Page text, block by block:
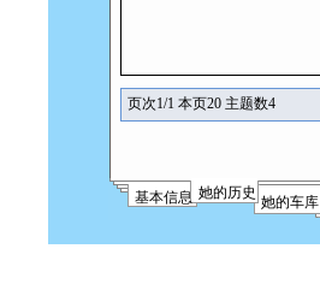
页次1/1 本页20 主题数4
基本信息 她的历史
她的车库